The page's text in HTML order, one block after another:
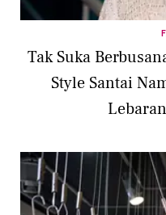
Tak Suka
Style Santai